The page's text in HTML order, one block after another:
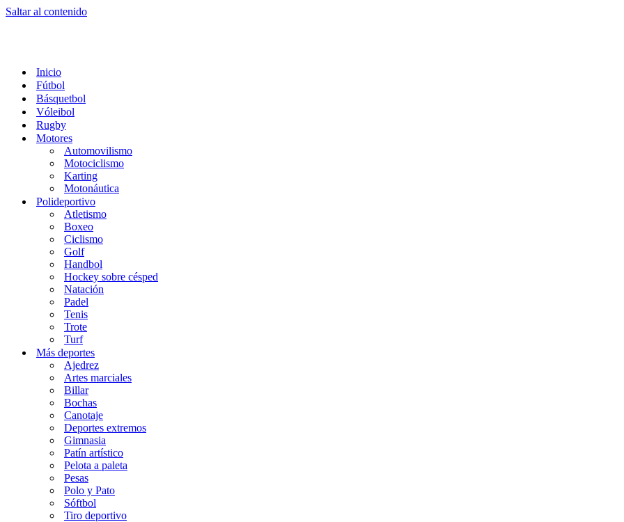
Saltar al contenido
Inicio
Fútbol
Básquetbol
Vóleibol
Rugby
Motores
Automovilismo
Motociclismo
Karting
Motonáutica
Polideportivo
Atletismo
Boxeo
Ciclismo
Golf
Handbol
Hockey sobre césped
Natación
Padel
Tenis
Trote
Turf
Más deportes
Ajedrez
Artes marciales
Billar
Bochas
Canotaje
Deportes extremos
Gimnasia
Patín artístico
Pelota a paleta
Pesas
Polo y Pato
Sóftbol
Tiro deportivo